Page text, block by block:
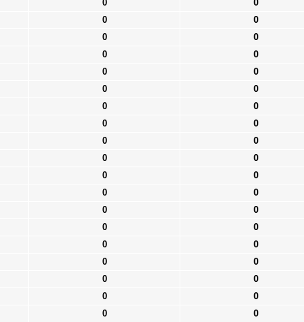
0 0
0 0
0 0
0 0
0 0
0 0
0 0
0 0
0 0
0 0
0 0
0 0
0 0
0 0
0 0
0 0
0 0
0 0
0 0